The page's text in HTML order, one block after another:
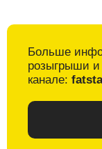
Больше
розыгрыши и
канале: